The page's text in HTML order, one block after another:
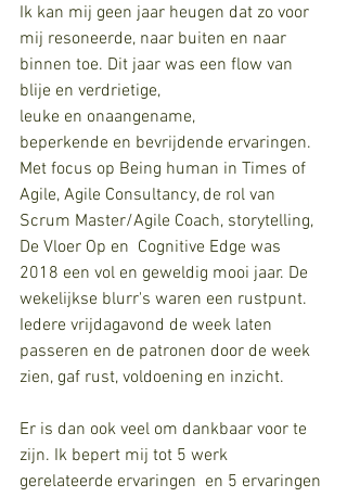
Ik kan mij geen jaar heugen dat zo voor
mij resoneerde, naar buiten en naar
binnen toe. Dit jaar was een flow van
blije en verdrietige,
leuke en onaangename,
beperkende en bevrijdende ervaringen.
Met focus op Being human in Times of
Agile, Agile Consultancy, de rol van
Scrum Master/Agile Coach, storytelling,
De Vloer Op en  Cognitive Edge was
2018 een vol en geweldig mooi jaar. De
wekelijkse blurr's waren een rustpunt.
Iedere vrijdagavond de week laten
passeren en de patronen door de week
zien, gaf rust, voldoening en inzicht.
Er is dan ook veel om dankbaar voor te
zijn. Ik bepert mij tot 5 werk
gerelateerde ervaringen  en 5 ervaringen